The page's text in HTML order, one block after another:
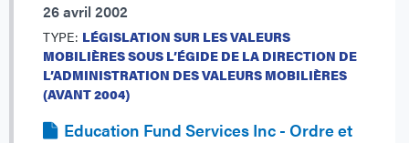
26 avril 2002
TYPE: LÉGISLATION SUR LES VALEURS
MOBILIÈRES SOUS L’ÉGIDE DE LA DIRECTION DE
L’ADMINISTRATION DES VALEURS MOBILIÈRES
(AVANT 2004)
Education Fund Services Inc - Ordre et